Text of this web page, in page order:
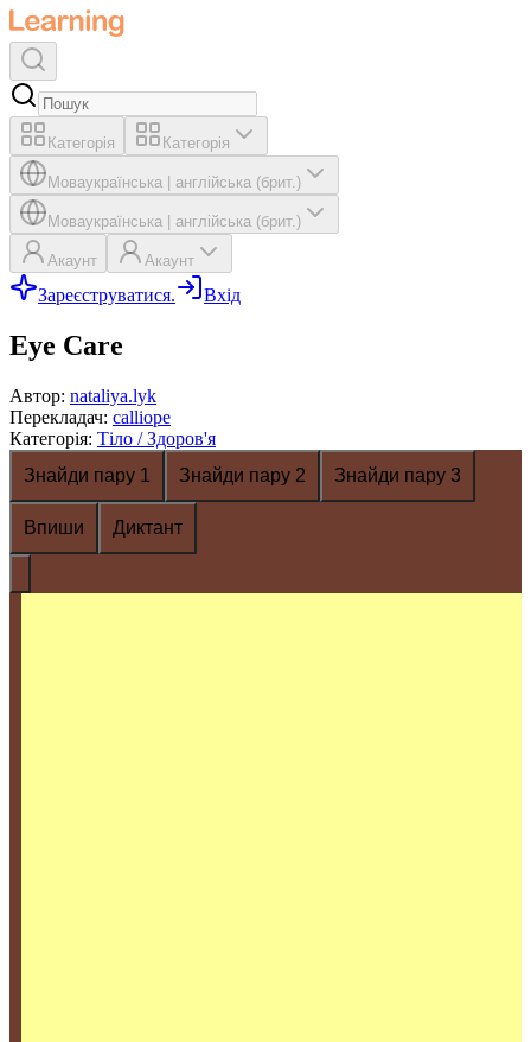
Категорія Категорія
Моваукраїнська англійська (брит.)
Моваукраїнська англійська (брит.)
Акаунт Акаунт
Зареєструватися. Вхід
Eye Care
Автор: nataliya.lyk
Перекладач: calliope
Категорія: Тіло / Здоров'я
Знайди пару 1
Знайди пару 2 Знайди пару 3
Впиши Диктант